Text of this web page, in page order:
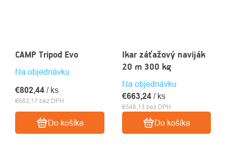
CAMP Tripod Evo
Na objednávku
€663,17 bez DPH
€802,44 / ks
Do košíka
Ikar záťažový naviják
20 m 300 kg
Na objednávku
€548,13 bez DPH
€663,24 / ks
Do košíka